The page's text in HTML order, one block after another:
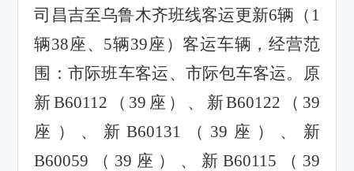
司昌吉至乌鲁木齐班线客运更新6辆（ 1
辆38座、 5辆39座）客运车辆，经营范
围：市际班车客运、市际包车客运。原
新 B60112 （ 39 座）、新B60122 （ 39
座）、新 B60131 （ 39 座）、新
B60059 （ 39 座）、新 B60115 （ 39